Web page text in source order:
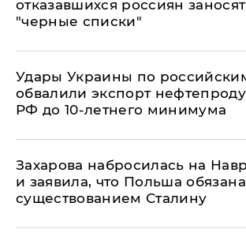
отказавшихся россиян
"черные списки"
Удары Украины по
обвалили экспорт
РФ до 10-летнего минимума
​Захарова набросилась на
и заявила, что Польша обязана
существованием Сталину